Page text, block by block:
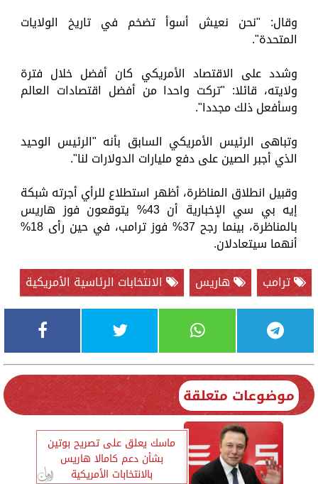
وقال: "نحن نعيش أسوأ تضخم في تاريخ الولايات
المتحدة".
وشدد على الاقتصاد الأمريكي كان أفضل خلال فترة
ولايته، قائلا: "تركت واحدا من أفضل اقتصادات العالم
وسأفعل ذلك مجددا".
وتباهى الرئيس الأمريكي السابق بأنه "الرئيس الوحيد
الذي أجبر الصين على دفع مليارات الدولارات لنا".
وقبيل انطلاق المناظرة، أظهر استطلاع للرأي أجرته شبكة
إيه بي سي الإخبارية أن 43% يتوقعون فوز هاريس
بالمناظرة، بينما رجح 37% فوز ترامب، في حين رأى 18%
أنهما سيتعادلان.
ترامب
هاريس الانتخابات الرئاسية الأمريكية
موضوعات متعلقة
ماسك يعلق على تصريح بوتين
بشأن دعم كامالا هاريس
بالانتخابات الأمريكية